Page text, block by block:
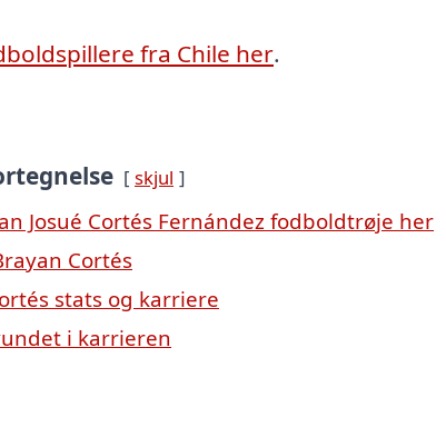
fra Chile her.
skjul
Josué Cortés Fernández fodboldtrøje her
Cortés
stats og karriere
i karrieren